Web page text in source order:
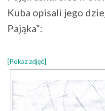
Kuba opisali jego
Pająka”:
[Pokaz zdjęć]